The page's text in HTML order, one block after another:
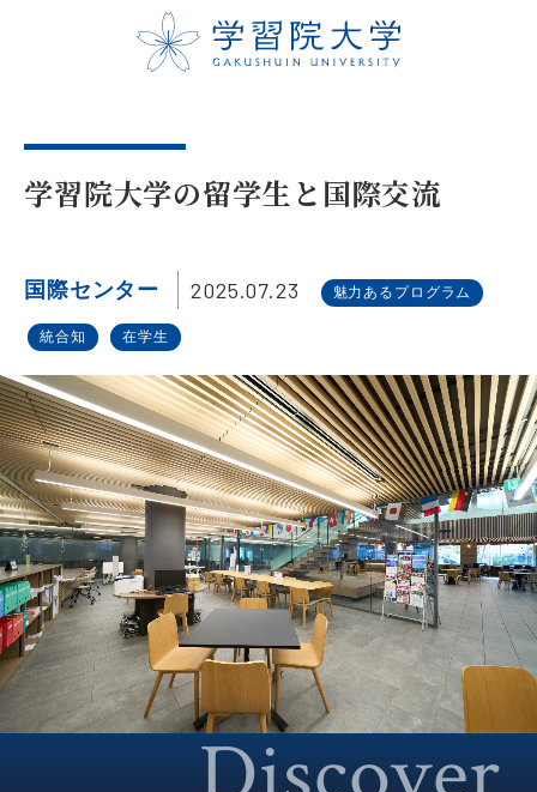
学習院大学の留学生と国際交流
国際センター 2025.07.23 魅力あるプログラム
統合知 在学生